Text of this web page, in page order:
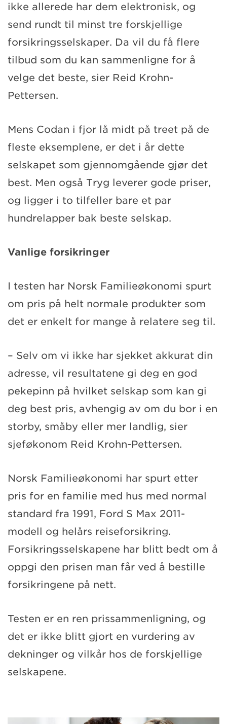
ikke allerede har dem elektronisk, og
send rundt til minst tre forskjellige
forsikringsselskaper. Da vil du få flere
tilbud som du kan sammenligne for å
velge det beste, sier Reid Krohn-
Pettersen.
Mens Codan i fjor lå midt på treet på de
fleste eksemplene, er det i år dette
selskapet som gjennomgående gjør det
best. Men også Tryg leverer gode priser,
og ligger i to tilfeller bare et par
hundrelapper bak beste selskap.
Vanlige forsikringer
I testen har Norsk Familieøkonomi spurt
om pris på helt normale produkter som
det er enkelt for mange å relatere seg til.
– Selv om vi ikke har sjekket akkurat din
adresse, vil resultatene gi deg en god
pekepinn på hvilket selskap som kan gi
deg best pris, avhengig av om du bor i en
storby, småby eller mer landlig, sier
sjeføkonom Reid Krohn-Pettersen.
Norsk Familieøkonomi har spurt etter
pris for en familie med hus med normal
standard fra 1991, Ford S Max 2011-
modell og helårs reiseforsikring.
Forsikringsselskapene har blitt bedt om å
oppgi den prisen man får ved å bestille
forsikringene på nett.
Testen er en ren prissammenligning, og
det er ikke blitt gjort en vurdering av
dekninger og vilkår hos de forskjellige
selskapene.